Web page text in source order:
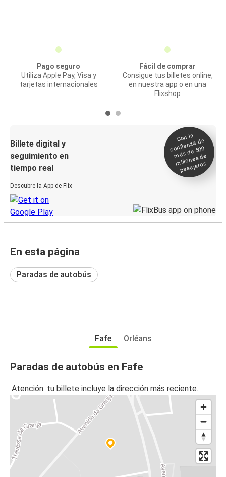
Pago seguro
Utiliza Apple Pay, Visa y
tarjetas internacionales
Fácil de comprar
Consigue tus billetes online,
en nuestra app o en una
Flixshop
Billete digital y
seguimiento en
tiempo real
Descubre la App de Flix
Con la
confianza de
más de 500
millones de
pasajeros
En esta página
Paradas de autobús
Fafe Orléans
Paradas de autobús en Fafe
Atención: tu billete incluye la dirección más reciente.